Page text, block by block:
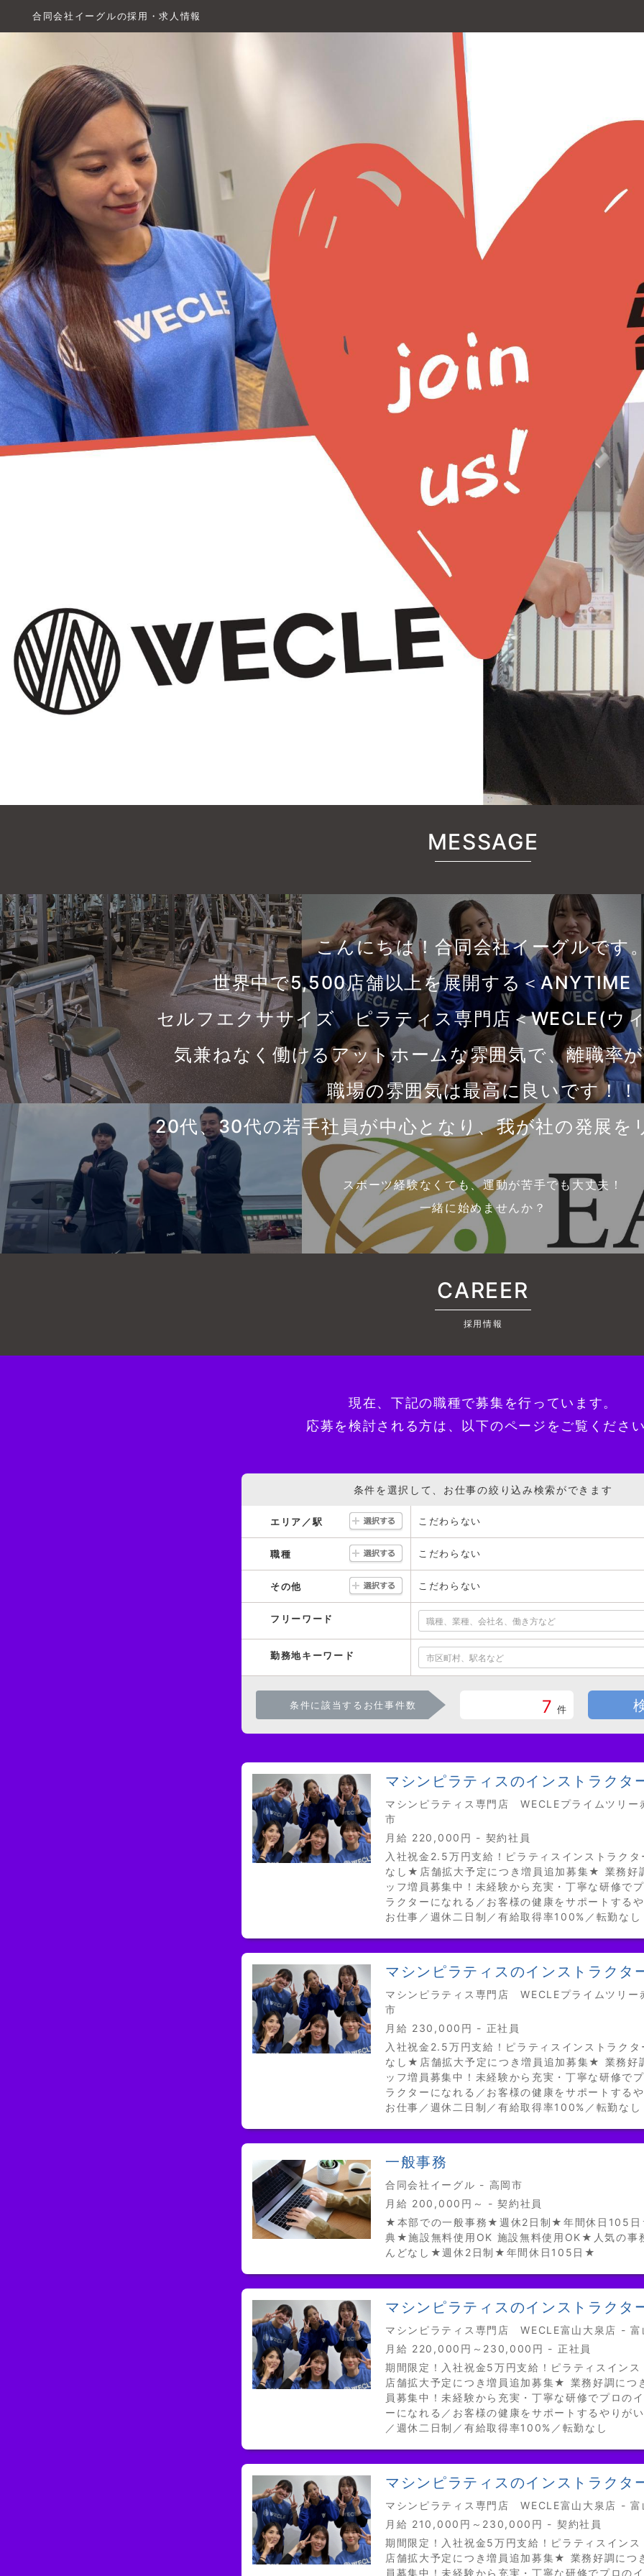
合同会社イーグルの採用・求人情報
MESSAGE
こんにちは！合同会社イーグルです
世界中で5,500店舗以上を展開する＜
セルフエクササイズ ピラティス専門店＜WECLE(ウ
気兼ねなく働けるアットホームな雰囲気で、離職率
職場の雰囲気は最高に良いです！！
20代、30代の若手社員が中心となり、我が社の発展を
スポーツ経験なくても、運動が苦手でも大丈夫！
一緒に始めませんか？
CAREER
採用情報
現在、下記の職種で募集を行っています。
応募を検討される方は、以下のページをご覧くださ
条件を選択して、お仕事の絞り込み検索ができます
エリア／駅 こだわらない
職種 こだわらない
その他 こだわらない
フリーワード
勤務地キーワード
条件に該当するお仕事件数 7 件
マシンピラティスのインストラクタ
マシンピラティス専門店 WECLEプライムツリ
市
月給 220,000円 - 契約社員
入社祝金2.5万円支給！ピラティスインストラク
なし★店舗拡大予定につき増員追加募集★ 業務好
ッフ増員募集中！未経験から充実・丁寧な研修で
ラクターになれる／お客様の健康をサポートする
お仕事／週休二日制／有給取得率100%／転勤なし
マシンピラティスのインストラクタ
マシンピラティス専門店 WECLEプライムツリ
市
月給 230,000円 - 正社員
入社祝金2.5万円支給！ピラティスインストラク
なし★店舗拡大予定につき増員追加募集★ 業務好
ッフ増員募集中！未経験から充実・丁寧な研修で
ラクターになれる／お客様の健康をサポートする
お仕事／週休二日制／有給取得率100%／転勤なし
一般事務
合同会社イーグル - 高岡市
月給 200,000円～ - 契約社員
★本部での一般事務★週休2日制★年間休日105
典★施設無料使用OK 施設無料使用OK★人気の事
んどなし★週休2日制★年間休日105日★
マシンピラティスのインストラクタ
マシンピラティス専門店 WECLE富山大泉店 - 富
月給 220,000円～230,000円 - 正社員
期間限定！入社祝金5万円支給！ピラティスイン
店舗拡大予定につき増員追加募集★ 業務好調につ
員募集中！未経験から充実・丁寧な研修でプロの
ーになれる／お客様の健康をサポートするやりが
／週休二日制／有給取得率100%／転勤なし
マシンピラティスのインストラクタ
マシンピラティス専門店 WECLE富山大泉店 - 富
月給 210,000円～230,000円 - 契約社員
期間限定！入社祝金5万円支給！ピラティスイン
店舗拡大予定につき増員追加募集★ 業務好調につ
員募集中！未経験から充実・丁寧な研修でプロの